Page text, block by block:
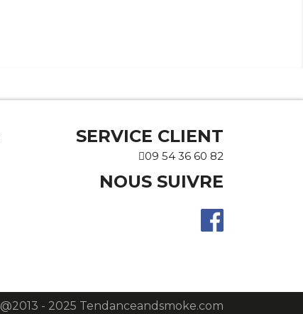
SERVICE CLIENT
09 54 36 60 82
NOUS SUIVRE
@2013 - 2025 Tendanceandsmoke.com